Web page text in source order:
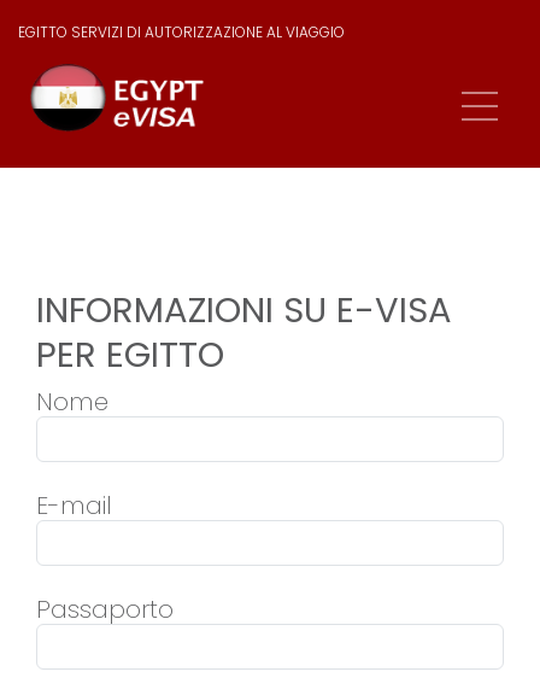
EGITTO SERVIZI DI AUTORIZZAZIONE AL VIAGGIO
INFORMAZIONI SU E-VISA
PER EGITTO
Nome
E-mail
Passaporto